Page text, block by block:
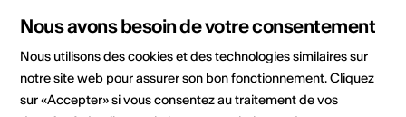
Jonas Wyssen
Organisateur
Stiftung Schloss Leuk
Nous avons besoin de votre consentement
Nous utilisons des cookies et des technologies similaires sur
notre site web pour assurer son bon fonctionnement. Cliquez
sur «Accepter» si vous consentez au traitement de vos